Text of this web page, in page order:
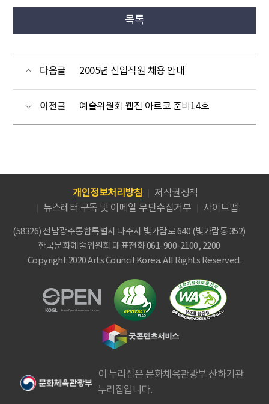
목록
다음글 2005년 신입직원 채용 안내
이전글 예술위원회 웹진 아르코 준비14호
개인정보처리방침
저작권정책
뉴스레터 구독 및 이메일 무단수집거부
사이트맵
(58326) 전남광주통합특별시 나주시 빛가람로 640 (빛가람동 352)
한국문화예술위원회 대표전화 061-900-2100, 2200
Copyright 2020 Arts Council Korea. All Rights Reserved.
이 누리집은 문화체육관광부 산하기관
누리집입니다.